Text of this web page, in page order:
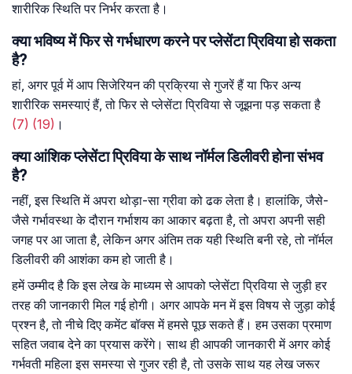
शारीरिक स्थिति पर निर्भर करता है।
क्या भविष्य में फिर से गर्भधारण करने पर प्लेसेंटा प्रिविया हो सकता
है?
हां, अगर पूर्व में आप सिजेरियन की प्रक्रिया से गुजरें हैं या फिर अन्य
शारीरिक समस्याएं हैं, तो फिर से प्लेसेंटा प्रिविया से जूझना पड़ सकता है
(7) (19) ।
क्या आंशिक प्लेसेंटा प्रिविया के साथ नॉर्मल डिलीवरी होना संभव
है?
नहीं, इस स्थिति में अपरा थोड़ा-सा ग्रीवा को ढक लेता है। हालांकि, जैसे-
जैसे गर्भावस्था के दौरान गर्भाशय का आकार बढ़ता है, तो अपरा अपनी सही
जगह पर आ जाता है, लेकिन अगर अंतिम तक यही स्थिति बनी रहे, तो नॉर्मल
डिलीवरी की आशंका कम हो जाती है।
हमें उम्मीद है कि इस लेख के माध्यम से आपको प्लेसेंटा प्रिविया से जुड़ी हर
तरह की जानकारी मिल गई होगी। अगर आपके मन में इस विषय से जुड़ा कोई
प्रश्न है, तो नीचे दिए कमेंट बॉक्स में हमसे पूछ सकते हैं। हम उसका प्रमाण
सहित जवाब देने का प्रयास करेंगे। साथ ही आपकी जानकारी में अगर कोई
गर्भवती महिला इस समस्या से गुजर रही है, तो उसके साथ यह लेख जरूर